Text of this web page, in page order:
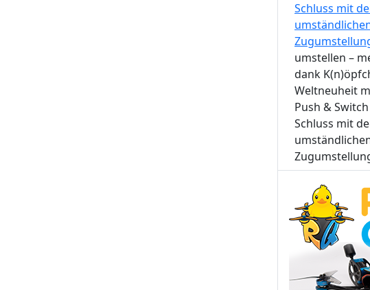
Schluss mit
umstellen –
dank
Weltneuheit
Push &
Schluss mit